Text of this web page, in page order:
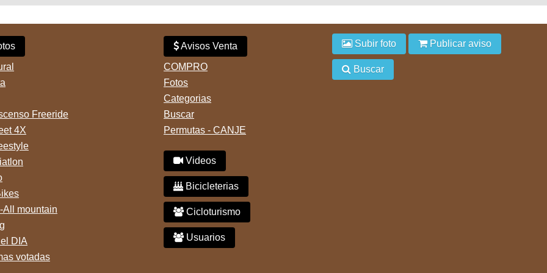
Freeride
4X
All mountain
DIA
votadas
Avisos Venta
COMPRO
Fotos
Categorias
Buscar
Permutas - CANJE
Videos
Bicicleterias
Cicloturismo
Usuarios
Subir foto Publicar aviso
Buscar